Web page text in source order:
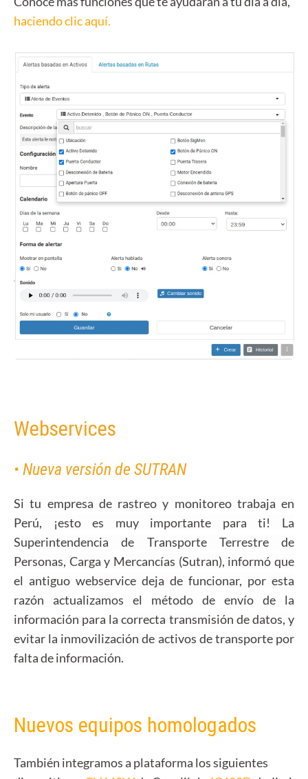
haciendo clic aquí.
Webservices
• Nueva versión de SUTRAN
Si tu empresa de rastreo y monitoreo trabaja en
Perú, ¡esto es muy importante para ti! La
Superintendencia de Transporte Terrestre de
Personas, Carga y Mercancías (Sutran), informó que
el antiguo webservice deja de funcionar, por esta
razón actualizamos el método de envío de la
información para la correcta transmisión de datos, y
evitar la inmovilización de activos de transporte por
falta de información.
Nuevos equipos homologados
También integramos a plataforma los siguientes